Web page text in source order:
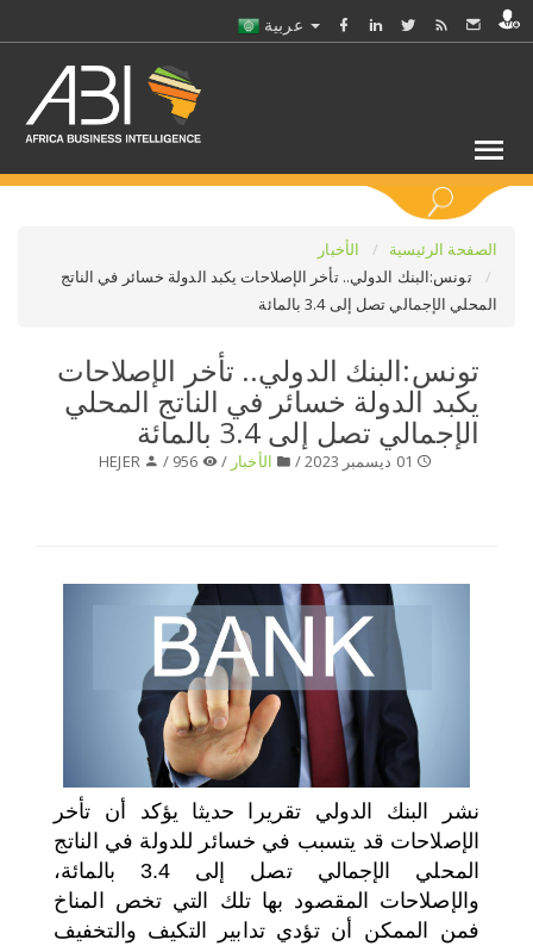
حدد ملفا
الصفحة الرئيسية
الأخبار
تونس:البنك الدولي.. تأخر الإصلاحات يكبد الدولة خسائر في الناتج
المحلي الإجمالي تصل إلى 3.4 بالمائة
تونس:البنك الدولي.. تأخر الإصلاحات
يكبد الدولة خسائر في الناتج المحلي
الإجمالي تصل إلى 3.4 بالمائة
الأخبار /
HEJER
نشر البنك الدولي تقريرا حديثا يؤكد أن تأخر
الإصلاحات قد يتسبب في خسائر للدولة في الناتج
المحلي الإجمالي تصل إلى 3.4 بالمائة،
والإصلاحات المقصود بها تلك التي تخص المناخ
فمن الممكن أن تؤدي تدابير التكيف والتخفيف